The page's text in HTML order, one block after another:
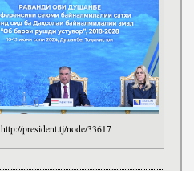
http://president.tj/node/33617